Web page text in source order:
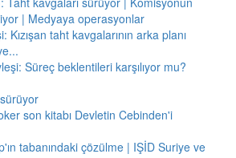
| Medyaya operasyonlar
Kızışan taht kavgalarının arka planı
Süreç beklentileri karşılıyor mu?
son kitabı Devletin Cebinden'i
tabanındaki çözülme | IŞİD Suriye ve